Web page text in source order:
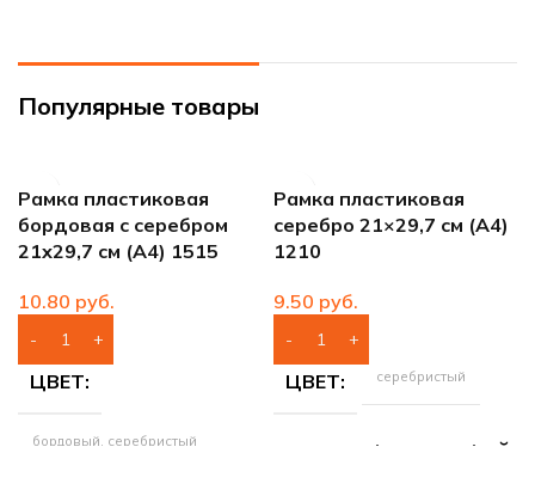
Популярные товары
Рамка пластиковая
бордовая с серебром
21х29,7 см (А4) 1515
руб.
ЦВЕТ
бордовый, серебристый
Рамка пластиковая
серебро 21×29,7 см (А4)
1210
руб.
ЦВЕТ серебристый
РАЗМЕР ФОТОГРАФИЙ